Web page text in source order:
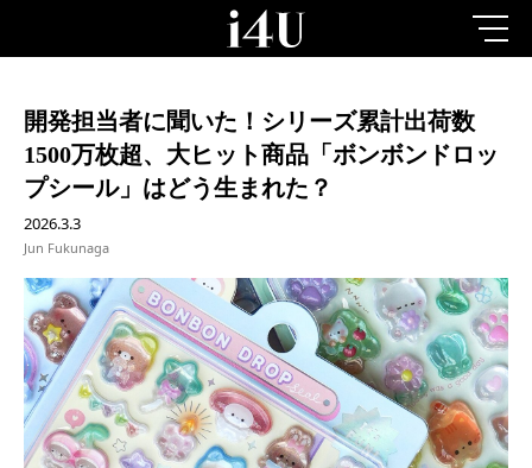
開発担当者に聞いた！シリーズ累計出荷数
1500万枚超、大ヒット商品「ボンボンドロッ
プシール」はどう生まれた？
2026.3.3
Jun Fukunaga